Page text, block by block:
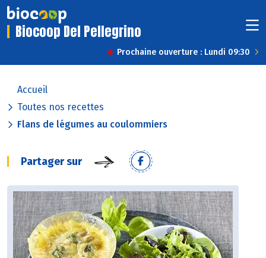
Biocoop Del Pellegrino
Prochaine ouverture : Lundi 09:30
Accueil
Toutes nos recettes
Flans de légumes au coulommiers
Partager sur